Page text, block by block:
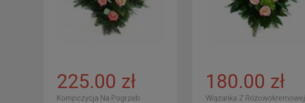
225.00 zł
Kompozycja Na Pogrzeb
180.00 zł
Wiązanka Z Różowokremowej